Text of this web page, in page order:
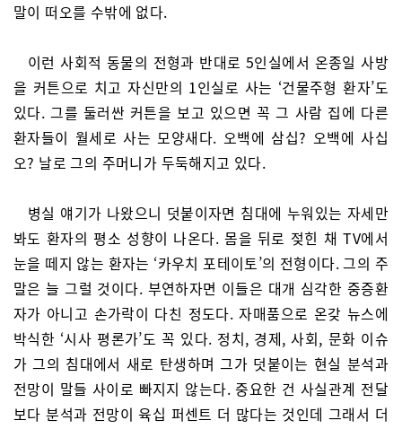
말이 떠오를 수밖에 없다.
이런 사회적 동물의 전형과 반대로 5인실에서 온종일 사방
을 커튼으로 치고 자신만의 1인실로 사는 ‘건물주형 환자’도
있다. 그를 둘러싼 커튼을 보고 있으면 꼭 그 사람 집에 다른
환자들이 월세로 사는 모양새다. 오백에 삼십? 오백에 사십
오? 날로 그의 주머니가 두둑해지고 있다.
병실 얘기가 나왔으니 덧붙이자면 침대에 누워있는 자세만
봐도 환자의 평소 성향이 나온다. 몸을 뒤로 젖힌 채 TV에서
눈을 떼지 않는 환자는 ‘카우치 포테이토’의 전형이다. 그의 주
말은 늘 그럴 것이다. 부연하자면 이들은 대개 심각한 중증환
자가 아니고 손가락이 다친 정도다. 자매품으로 온갖 뉴스에
박식한 ‘시사 평론가’도 꼭 있다. 정치, 경제, 사회, 문화 이슈
가 그의 침대에서 새로 탄생하며 그가 덧붙이는 현실 분석과
전망이 말들 사이로 빠지지 않는다. 중요한 건 사실관계 전달
보다 분석과 전망이 육십 퍼센트 더 많다는 것인데 그래서 더